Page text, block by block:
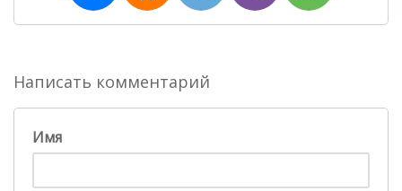
Написать комментарий
Имя